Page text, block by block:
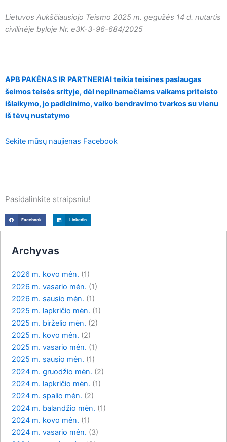
Lietuvos Aukščiausiojo Teismo 2025 m. gegužės 14 d. nutartis
civilinėje byloje Nr. e3K-3-96-684/2025
APB PAKĖNAS IR PARTNERIAI teikia teisines paslaugas
šeimos teisės srityje, dėl nepilnamečiams vaikams priteisto
išlaikymo, jo padidinimo, vaiko bendravimo tvarkos su vienu
iš tėvų nustatymo
Sekite mūsų naujienas Facebook
Pasidalinkite straipsniu!
Facebook LinkedIn
Archyvas
2026 m. kovo mėn. (1)
2026 m. vasario mėn. (1)
2026 m. sausio mėn. (1)
2025 m. lapkričio mėn. (1)
2025 m. birželio mėn. (2)
2025 m. kovo mėn. (2)
2025 m. vasario mėn. (1)
2025 m. sausio mėn. (1)
2024 m. gruodžio mėn. (2)
2024 m. lapkričio mėn. (1)
2024 m. spalio mėn. (2)
2024 m. balandžio mėn. (1)
2024 m. kovo mėn. (1)
2024 m. vasario mėn. (3)